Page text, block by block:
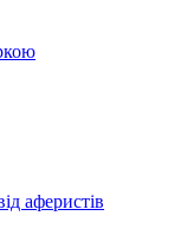
аферистів